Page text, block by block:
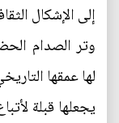
إلى الإشكال
وتر الصدام
لها عمقها
يجعلها قبلة